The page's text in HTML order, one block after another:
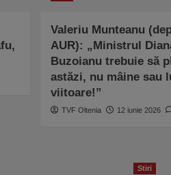
Valeriu Munteanu
AUR): „Ministrul
Buzoianu trebuie să
astăzi, nu mâine sau
viitoare!”
TVF Oltenia 12 iunie 2026
Stiri